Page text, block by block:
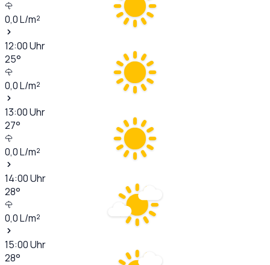
0,0L/m²
12:00Uhr
25°
0,0L/m²
13:00Uhr
27°
0,0L/m²
14:00Uhr
28°
0,0L/m²
15:00Uhr
28°